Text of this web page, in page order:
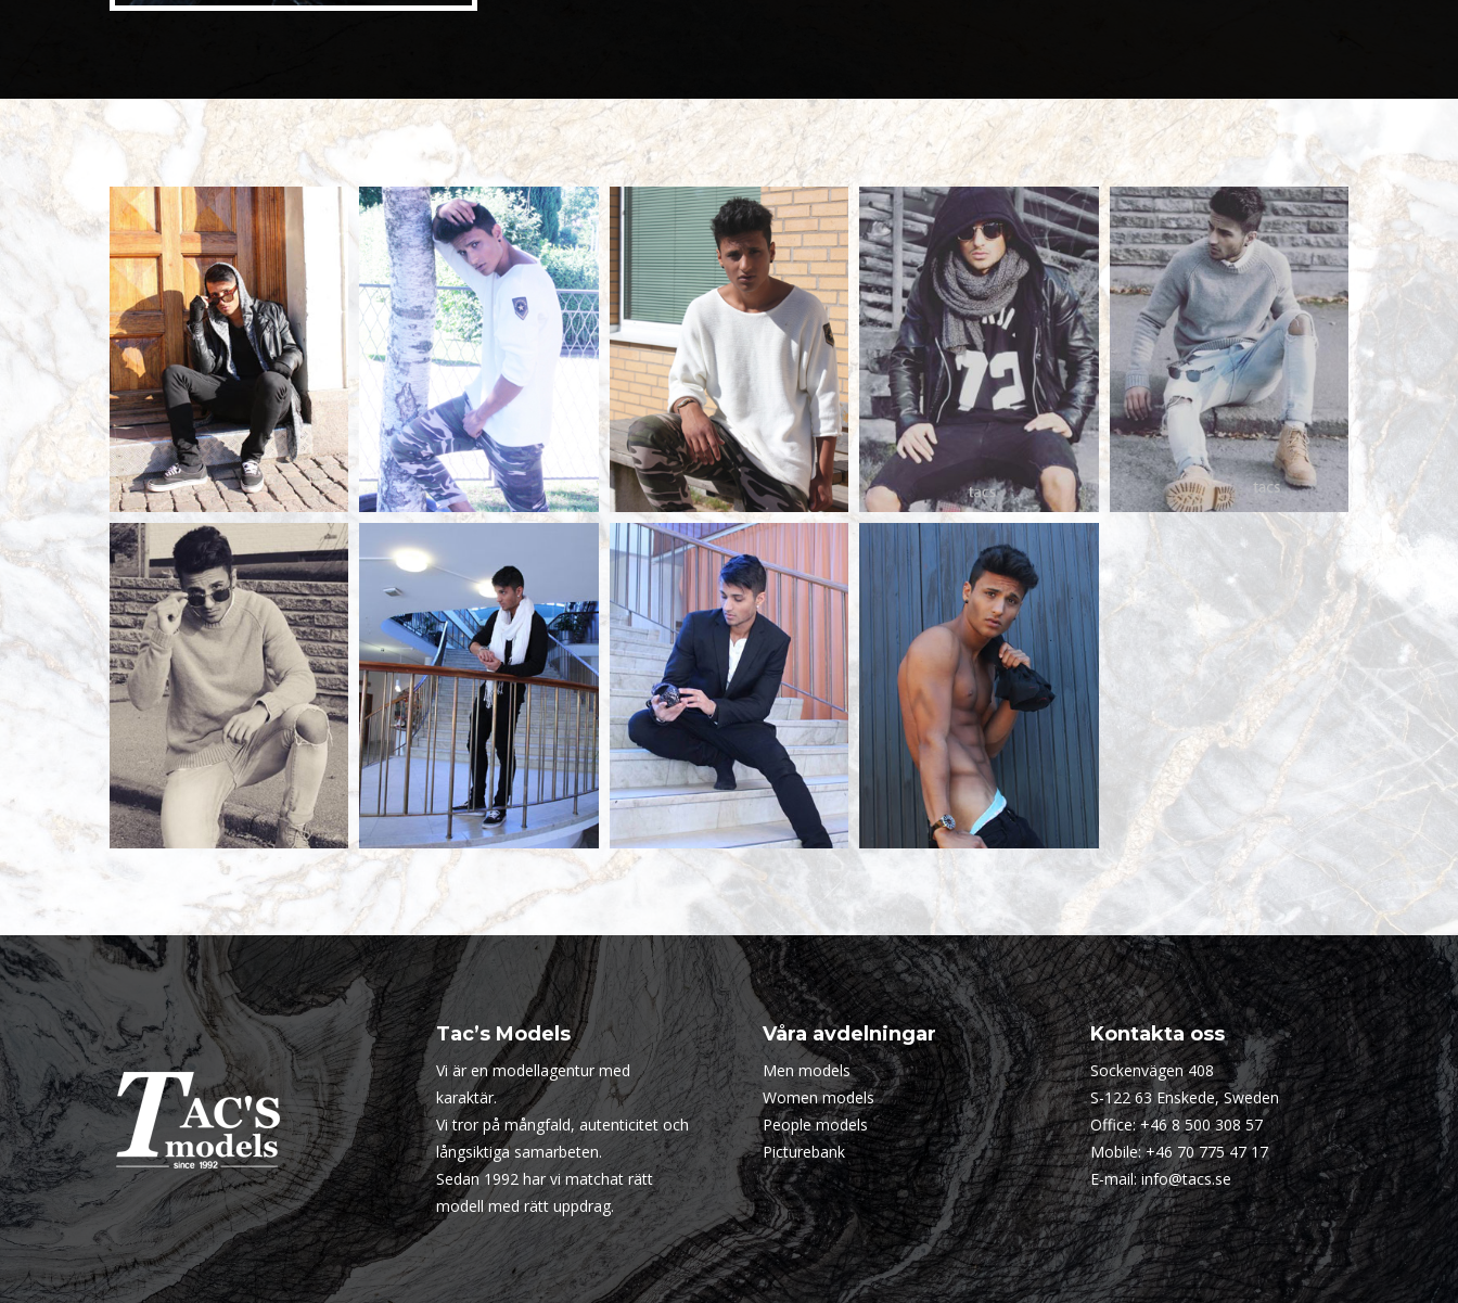
Tac’s Models
Vi är en modellagentur med
karaktär.
Vi tror på mångfald, autenticitet och
långsiktiga samarbeten.
Sedan 1992 har vi matchat rätt
modell med rätt uppdrag.
Våra avdelningar
Men models
Women models
People models
Picturebank
Kontakta oss
Sockenvägen 408
S-122 63 Enskede, Sweden
Office:+46 8 500 308 57
Mobile:+46 70 775 47 17
E-mail:info@tacs.se